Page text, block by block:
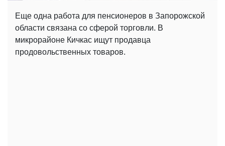
Еще одна работа для пенсионеров в Запорожской
области связана со сферой торговли. В
микрорайоне Кичкас ищут продавца
продовольственных товаров.